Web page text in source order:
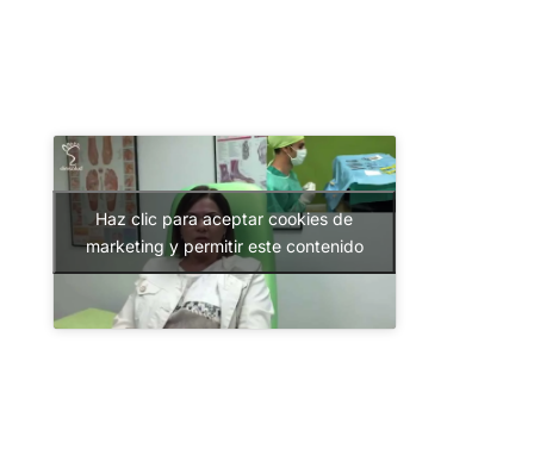
Haz clic para aceptar cookies de
marketing y permitir este contenido